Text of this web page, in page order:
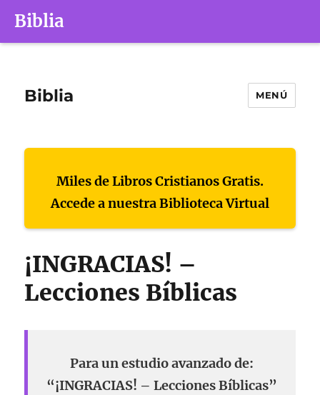
Biblia
Biblia MENÚ
Miles de Libros Cristianos Gratis.
Accede a nuestra Biblioteca Virtual
¡INGRACIAS! –
Lecciones Bíblicas
Para un estudio avanzado de:
“¡INGRACIAS! – Lecciones Bíblicas”